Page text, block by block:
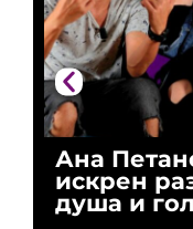
Ана
искрен
душа и